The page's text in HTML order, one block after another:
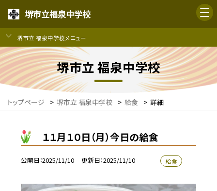
堺市立福泉中学校
堺市立 福泉中学校メニュー
堺市立 福泉中学校
トップページ > 堺市立 福泉中学校 > 給食 > 詳細
１１月１０日（月）今日の給食
公開日 2025/11/10 更新日 2025/11/10 給食